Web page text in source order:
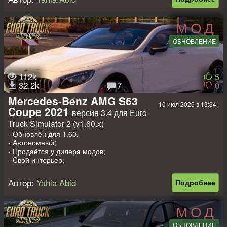
- Свои колёса;
- Красится.
Доп моды на прицепы, пассажиров
-Прицеп дом на колёсах в собственность для 1.32-1.51
-Прицеп в собственность для 1.32-1.51 ;
-Пак прицепов для легковых машин для 1.45-1.51
МОД
ОБНОВЛЕНИЕ
112k
32.2k 7
5
0
10 июл 2026 в 13:34
Mercedes-Benz AMG S63
Coupe 2021 версия 3.4 для Euro
Truck Simulator 2 (v1.60.x)
- Обновлён для 1.60.
- Автономный;
- Продаётся у дилера модов;
- Cвой интерьер;
- Свои колёса;
Доп моды на прицепы, пассажиров
Подробнее
Автор: Yahia Abid
МОД
ОБНОВЛЕНИЕ